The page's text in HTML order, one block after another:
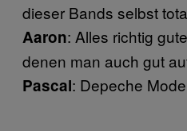
dieser Bands selbst
Aaron: Alles richtig
denen man auch gut
Pascal: Depeche